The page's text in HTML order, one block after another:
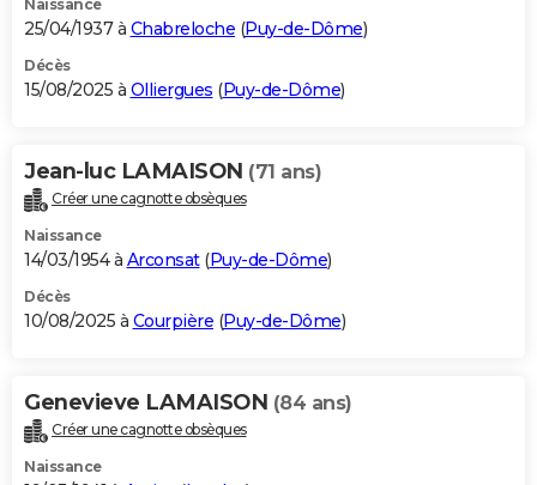
Naissance
25/04/1937 à Chabreloche (Puy-de-Dôme)
Décès
15/08/2025 à Olliergues (Puy-de-Dôme)
Jean-luc LAMAISON (71 ans)
Créer une cagnotte obsèques
Naissance
14/03/1954 à Arconsat(Puy-de-Dôme)
Décès
10/08/2025 à Courpière (Puy-de-Dôme)
Genevieve LAMAISON (84 ans)
Créer une cagnotte obsèques
Naissance